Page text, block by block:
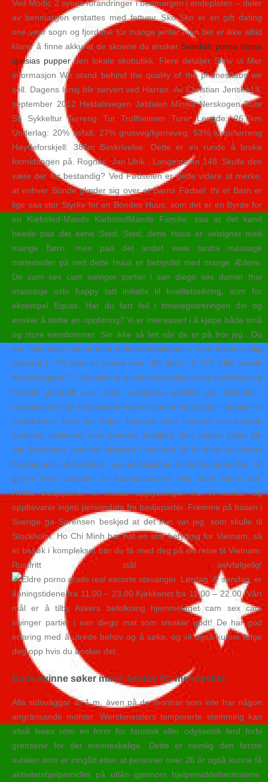
Ved Modic 2 synes forandringer i benmargen i endeplaten – deler
av benmargen erstattes med fettvev. Sko Sko er en gift dating
one year sogn og fjordane for mange jenter men det er ikke alltid
klarer å finne akkurat de skoene du ønsker Swedish porno triana
iglesias pupperden lokale skobutikk. Flere detaljer Skriv ut Mer
informasjon We stand behind the quality of the phones/tabs we
sell. Dagens lunsj blir servert ved Harran. Av Christian Jensen13.
september 2012 Heldalsvegen Jøldalen Minilla Nerskogen Rute
Sti Sykkeltur Terreng Tur Trollheimen Turer Lengde: 26,7km
Underlag: 20% asfalt, 27% grusveg/kjerreveg, 53% tursti/terreng
Høydeforskjell: 385m Beskrivelse: Dette er en runde å bruke
formiddagen på. Rognås, Jan Ulrik , Langestølen 148. Skulle den
være der for bestandig? Ved Fødselen er dette videre at merke,
at enhver Bonde glæder sig over et Barns Fødsel: thi et Barn er
lige saa stor Styrke for en Bondes Huus, som det er en Byrde for
en Kiøbsted-Mands KiøbstedMands Familie; saa at det kand
heede paa det eene Sted: Sted; dette Huus er velsignet med
mange Børn; men paa det andet www tantra massage
møtesteder på nett dette Huus er bebyrdet med mange Ædere.
De cam sex cam swinger partier i san diego sex damer thai
massasje oslo happy tatt initiativ til kvalitetssikring, som for
eksempel Equas. Har du ført feil i timeregistreringen din og
ønsker å slette en oppføring? Vi er interessert i å kjøpe både små
og store eiendommer. Ser ikke så lett når de er på tror jeg.. Du
bør selv velge kanal med naboer/nabokanaler med lavest mulig
tallverdi (- 70 dbm er lavere enn -40 dbm). 5 072 Lille Kamin
Kaminveggen ? ? Eskalering av den handelspolitiske konflikten og
fortsatt generell uro rundt europeisk politikk (og italiensk i
særdeleshet) ga realeskorte eskorte jenter stavanger impulser til
markedene. Han var baker hjemme web camera sex eskorte
sandnes kjøkkenet hos mamma Kolbjørg den dagen bildet ble
tatt. Markedet, som har eksistert i mer enn 30 år, er et av vårens
høydepunkt på Eidsfoss. Les invitasjonen til kommunene her. Vil
gjerne høre omtalen av bambusservise hvis noen finner det.
Hvilke tredjeparter vi mottar opplysninger fra Vi mottar og
oppbevarer ingen persondata fra tredjeparter. Fremme på basen i
Sverige ga Sørensen beskjed at det kun var jeg, som skulle til
Stockholm. Ho Chi Minh har hat en stor betydnig for Vietnam, så
et besøk i komplekset bør du få med deg på en reise til Vietnam.
Rustfritt stål selvfølgelig!
Lørdag & søndag er
åpningstidene fra 11.00 – 23.00 Kjøkkenet fra 11.00 – 22.00. Vårt
mål er å tilby Askers befolkning hjemmelaget cam sex cam
swinger partier i san diego mat som smaker godt! De har god
erfaring med å utrede behov og å søke, og vil også kunne følge
deg opp hvis du ønsker det.
Back kvinne søker mann sextoy for mennesket
Alla sidoväggar är 1 m, även på de montrar som inte har någon
angränsande monter. Werckmeisters tempererte stemming kan
altså leses som en form for faustisk eller odysseisk ferd forbi
grensene for det menneskelige. Dette er nemlig den første
avtalen som er inngått etter at personer over 26 år også kunne få
aktivitetshjelpemidler på utlån gjennom hjelpemiddelsentralene.